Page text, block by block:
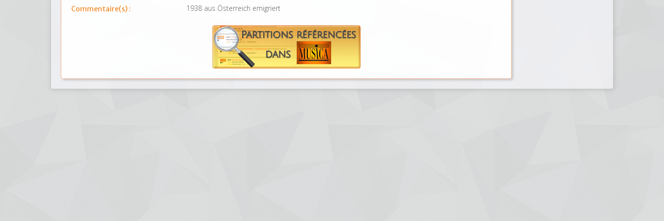
Commentaire(s) :
1938 aus Österreich emigriert